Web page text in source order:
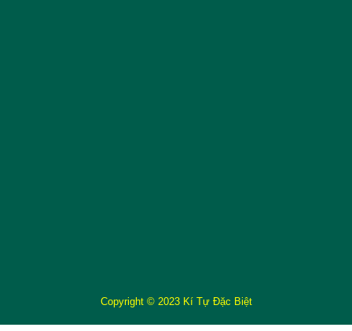
Copyright © 2023 Kí Tự Đặc Biệt